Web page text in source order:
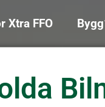
Xtra FFO